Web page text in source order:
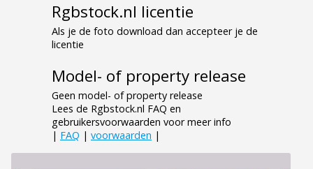
Rgbstock.nl licentie
Als je de foto download dan accepteer je de
licentie
Model- of property release
Geen model- of property release
Lees de Rgbstock.nl FAQ en
gebruikersvoorwaarden voor meer info
| FAQ | voorwaarden |